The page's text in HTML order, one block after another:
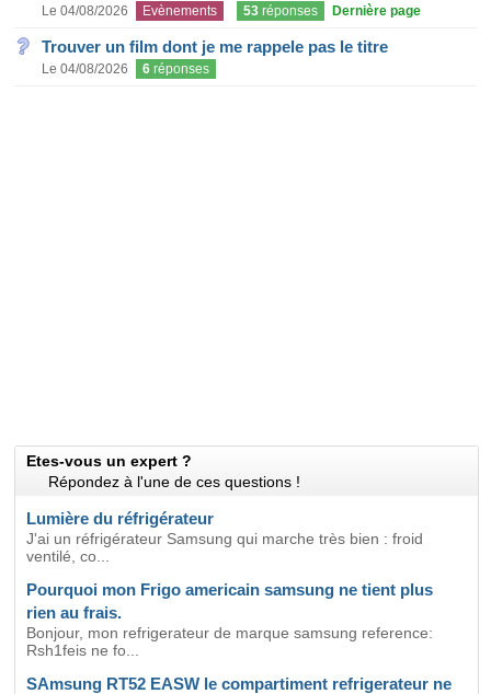
Le 04/08/2026 Evènements 53 réponses Dernière page
Trouver un film dont je me rappele pas le titre
Le 04/08/2026 6 réponses
Etes-vous un expert ?
Répondez à l'une de ces questions !
Lumière du réfrigérateur
J'ai un réfrigérateur Samsung qui marche très bien : froid
ventilé, co...
Pourquoi mon Frigo americain samsung ne tient plus
rien au frais.
Bonjour, mon refrigerateur de marque samsung reference:
Rsh1feis ne fo...
SAmsung RT52 EASW le compartiment refrigerateur ne